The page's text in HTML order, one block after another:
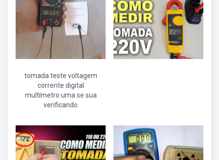
tomada teste voltagem
corrente digital
multímetro uma se sua
verificando